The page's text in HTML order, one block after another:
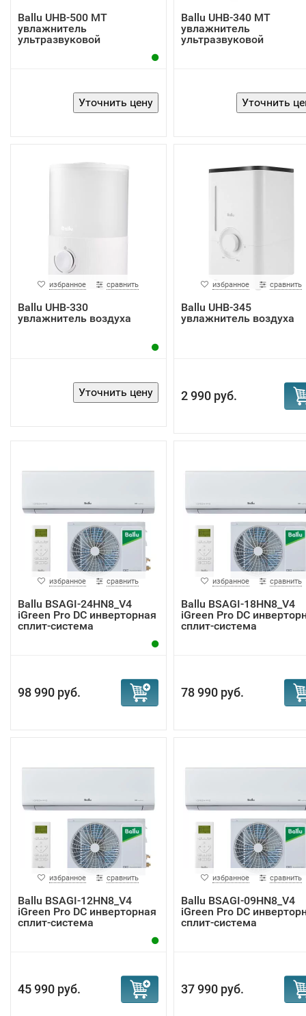
Ballu UHB-500 MT
увлажнитель
ультразвуковой
Ballu UHB-340 MT
увлажнитель
ультразвуковой
избранное сравнить
Ballu UHB-330
увлажнитель воздуха
избранное сравнить
Ballu UHB-345
увлажнитель воздуха
2 990 руб.
избранное сравнить
Ballu BSAGI-24HN8_V4
iGreen Pro DC инверторная
сплит-система
98 990 руб.
избранное сравнить
Ballu BSAGI-18HN8_V4
iGreen Pro DC
сплит-система
78 990 руб.
избранное сравнить
Ballu BSAGI-12HN8_V4
iGreen Pro DC инверторная
сплит-система
45 990 руб.
избранное сравнить
Ballu BSAGI-09HN8_V4
iGreen Pro DC
сплит-система
37 990 руб.